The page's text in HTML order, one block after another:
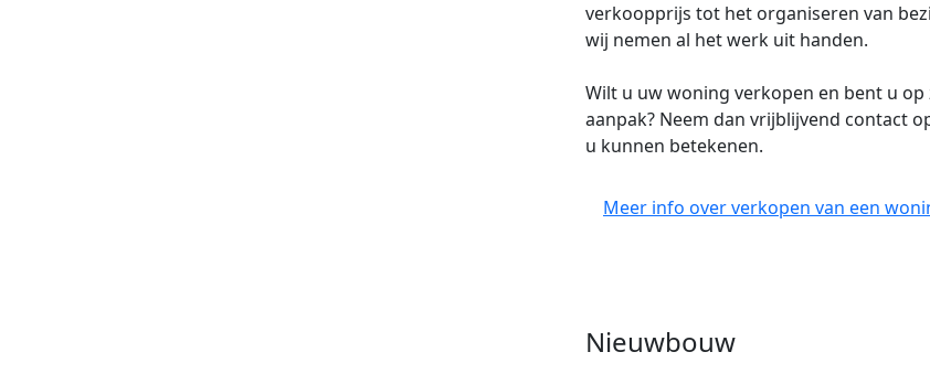
verkoopprijs tot het organiseren van
wij nemen al het werk uit handen.
Wilt u uw woning verkopen en bent u
aanpak? Neem dan vrijblijvend contact
u kunnen betekenen.
Meer info over verkopen van een
Nieuwbouw